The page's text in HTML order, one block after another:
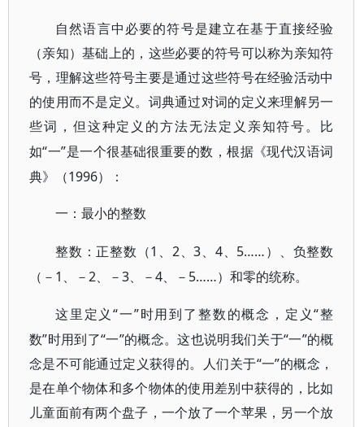
自然语言中必要的符号是建立在基于直接经验
（亲知）基础上的，这些必要的符号可以称为亲知符
号，理解这些符号主要是通过这些符号在经验活动中
的使用而不是定义。词典通过对词的定义来理解另一
些词，但这种定义的方法无法定义亲知符号。比
如“一”是一个很基础很重要的数，根据《现代汉语词
典》（1996）：
一：最小的整数
整数：正整数（1、2、3、4、5……）、负整数
（－1、－2、－3、－4、－5……）和零的统称。
这里定义“一”时用到了整数的概念，定义“整
数”时用到了“一”的概念。这也说明我们关于“一”的概
念是不可能通过定义获得的。人们关于“一”的概念，
是在单个物体和多个物体的使用差别中获得的，比如
儿童面前有两个盘子，一个放了一个苹果，另一个放